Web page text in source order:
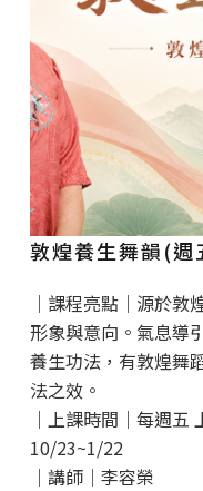
敦煌養生舞韻(週
｜課程亮點｜源於敦
形象與意向。氣息導
養生功法，有敦煌舞
法之效。
｜上課時間｜每週五
10/23~1/22
｜講師｜李容榮